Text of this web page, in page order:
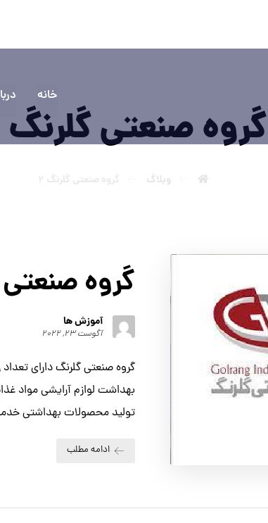
خانه
گروه صنعتی گلرنگ 2
وبلاگ
گروه صنعتی
آموزش ها
آگوست ۲۳, ۲۰۲۲
گروه صنعتي گلرنگ داراي
بهداشت لوازم آرايشي مواد
توليد محصولات بهداشتي
ادامه مطلب